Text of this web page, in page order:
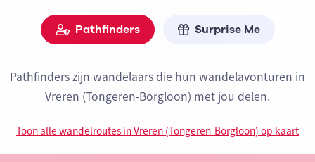
Pathfinders Surprise Me
Pathfinders zijn wandelaars die hun wandelavonturen in
Vreren (Tongeren-Borgloon) met jou delen.
Toon alle wandelroutes in Vreren (Tongeren-Borgloon) op kaart